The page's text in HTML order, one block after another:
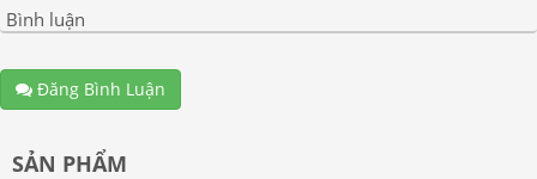
Bình luận
Đăng Bình Luận
SẢN PHẨM